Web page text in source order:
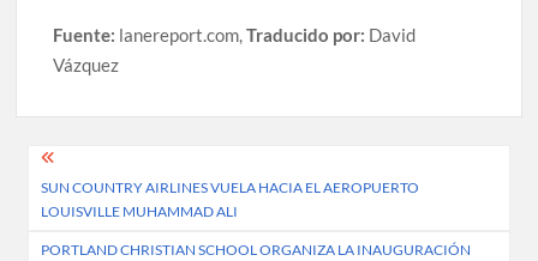
Fuente: lanereport.com,Traducido por: David
Vázquez
Post
navigation
SUN COUNTRY AIRLINES VUELA HACIA EL AEROPUERTO
LOUISVILLE MUHAMMAD ALI
PORTLAND CHRISTIAN SCHOOL ORGANIZA LA INAUGURACIÓN